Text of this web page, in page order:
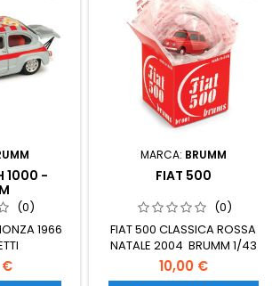
1000 -
(0)
1966
€
MARCA: BRUMM
FIAT 500
(0)
FIAT 500 CLASSICA ROSSA
NATALE 2004 BRUMM 1/43
10,00 €